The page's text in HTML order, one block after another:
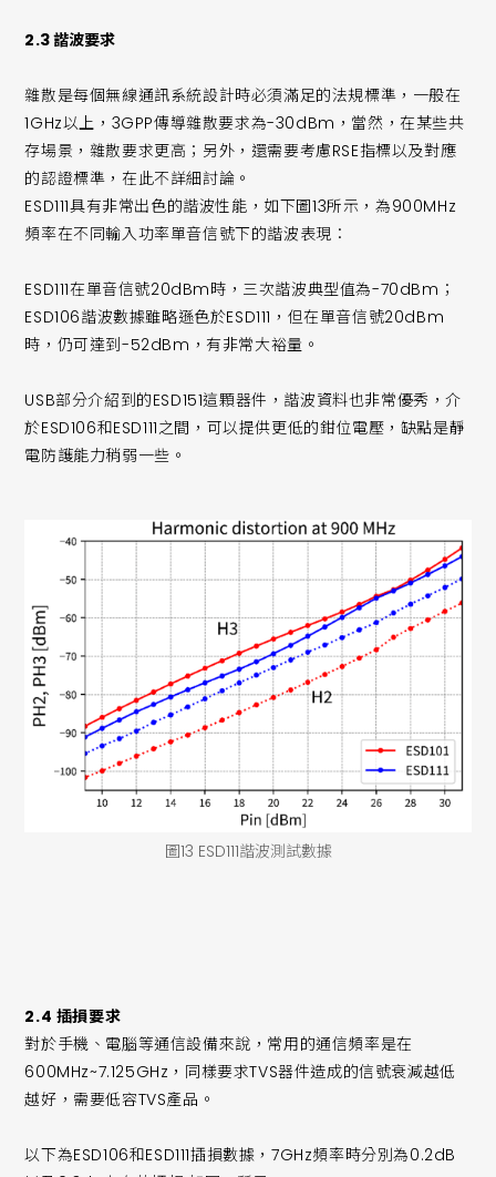
圖13 ESD111諧波測試數據
2.3 諧波要求
雜散是每個無線通訊系統設計時必須滿足的法規標準，一般在
1GHz以上，3GPP傳導雜散要求為-30dBm，當然，在某些共
存場景，雜散要求更高；另外，還需要考慮RSE指標以及對應
的認證標準，在此不詳細討論。
ESD111具有非常出色的諧波性能，如下圖13所示，為900MHz
頻率在不同輸入功率單音信號下的諧波表現：
ESD111在單音信號20dBm時，三次諧波典型值為-70dBm；
ESD106諧波數據雖略遜色於ESD111，但在單音信號20dBm
時，仍可達到-52dBm，有非常大裕量。
USB部分介紹到的ESD151這顆器件，諧波資料也非常優秀，介
於ESD106和ESD111之間，可以提供更低的鉗位電壓，缺點是靜
電防護能力稍弱一些。
2.4 插損要求
對於手機、電腦等通信設備來說，常用的通信頻率是在
600MHz~7.125GHz，同樣要求TVS器件造成的信號衰減越低
越好，需要低容TVS產品。
以下為ESD106和ESD111插損數據，7GHz頻率時分別為0.2dB